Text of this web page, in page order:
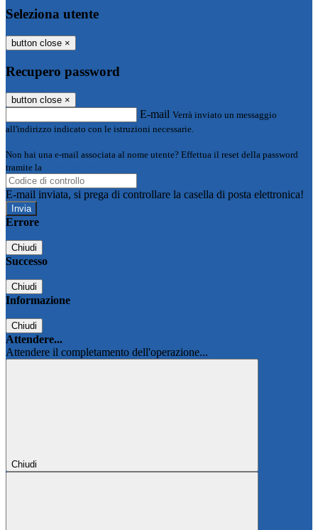
Seleziona utente
button close ×
Recupero password
button close ×
E-mail Verrà inviato un messaggio
all'indirizzo indicato con le istruzioni necessarie.
Non hai una e-mail associata al nome utente? Effettua il reset della password
tramite la
E-mail inviata, si prega di controllare la casella di posta elettronica!
Errore
Chiudi
Successo
Chiudi
Informazione
Chiudi
Attendere...
Attendere il completamento dell'operazione...
Chiudi